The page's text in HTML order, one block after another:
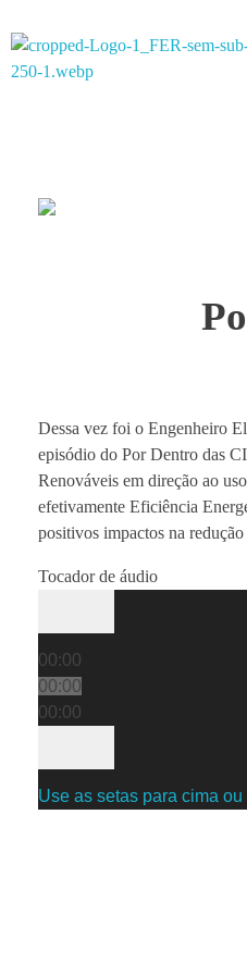
Dessa vez foi o Engenheiro
episódio do Por Dentro das
Renováveis em direção ao
efetivamente Eficiência
positivos impactos na
Tocador de áudio
00:00
00:00
00:00
Use as setas para cima